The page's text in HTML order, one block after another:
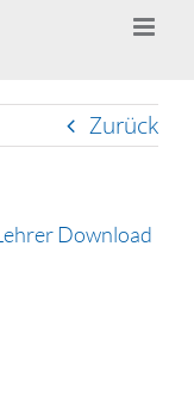
Zurück
Download